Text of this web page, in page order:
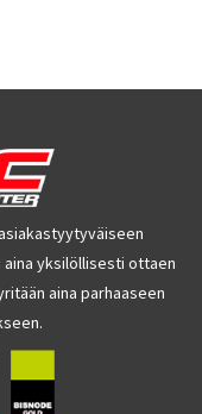
aina yksilöllisesti ottaen
aina parhaaseen